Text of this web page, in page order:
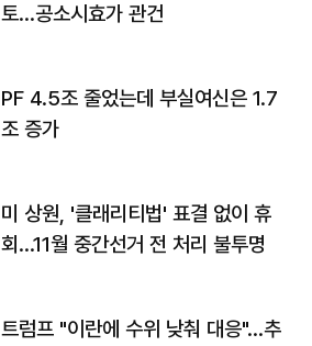
토…공소시효가 관건
PF 4.5조 줄었는데 부실여신은 1.7
조 증가
미 상원, '클래리티법' 표결 없이 휴
회…11월 중간선거 전 처리 불투명
트럼프 "이란에 수위 낮춰 대응"…추